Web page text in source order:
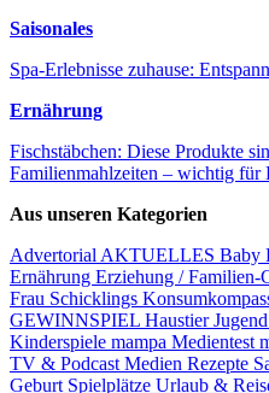
Saisonales
Spa-Erlebnisse zuhause:
Ernährung
Fischstäbchen: Diese Produkte
Familienmahlzeiten – wichtig für
Aus unseren Kategorien
Advertorial AKTUELLES Baby
Ernährung Erziehung / Familien-
Frau Schicklings
GEWINNSPIEL Haustier
Kinderspiele mampa Medientest
TV & Podcast Medien Rezepte
Geburt Spielplätze Urlaub &